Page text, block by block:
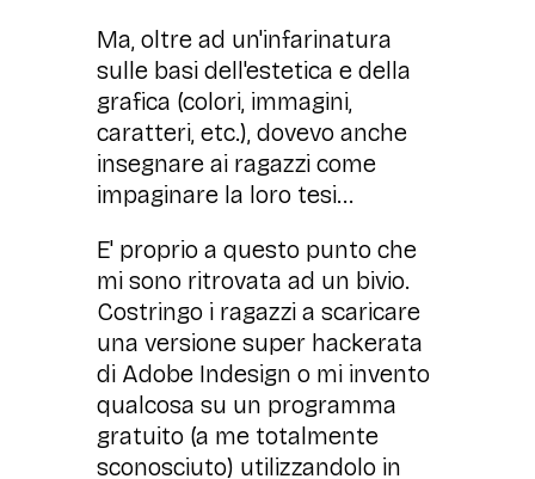
Ma, oltre ad un'infarinatura
sulle basi dell'estetica e della
grafica (colori, immagini,
caratteri, etc.), dovevo anche
insegnare ai ragazzi come
impaginare la loro tesi...
E' proprio a questo punto che
mi sono ritrovata ad un bivio.
Costringo i ragazzi a scaricare
una versione super hackerata
di Adobe Indesign o mi invento
qualcosa su un programma
gratuito (a me totalmente
sconosciuto) utilizzandolo in